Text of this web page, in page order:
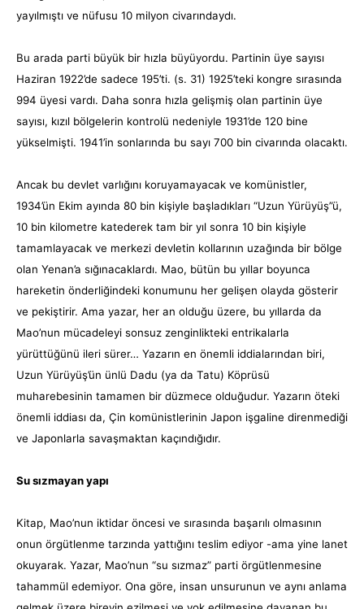
yayılmıştı ve nüfusu 10 milyon civarındaydı.
Bu arada parti büyük bir hızla büyüyordu. Partinin üye sayısı
Haziran 1922’de sadece 195’ti. (s. 31) 1925’teki kongre sırasında
994 üyesi vardı. Daha sonra hızla gelişmiş olan partinin üye
sayısı, kızıl bölgelerin kontrolü nedeniyle 1931’de 120 bine
yükselmişti. 1941’in sonlarında bu sayı 700 bin civarında olacaktı.
Ancak bu devlet varlığını koruyamayacak ve komünistler,
1934’ün Ekim ayında 80 bin kişiyle başladıkları “Uzun Yürüyüş”ü,
10 bin kilometre katederek tam bir yıl sonra 10 bin kişiyle
tamamlayacak ve merkezi devletin kollarının uzağında bir bölge
olan Yenan’a sığınacaklardı. Mao, bütün bu yıllar boyunca
hareketin önderliğindeki konumunu her gelişen olayda gösterir
ve pekiştirir. Ama yazar, her an olduğu üzere, bu yıllarda da
Mao’nun mücadeleyi sonsuz zenginlikteki entrikalarla
yürüttüğünü ileri sürer… Yazarın en önemli iddialarından biri,
Uzun Yürüyüş’ün ünlü Dadu (ya da Tatu) Köprüsü
muharebesinin tamamen bir düzmece olduğudur. Yazarın öteki
önemli iddiası da, Çin komünistlerinin Japon işgaline direnmediği
ve Japonlarla savaşmaktan kaçındığıdır.
Su sızmayan yapı
Kitap, Mao’nun iktidar öncesi ve sırasında başarılı olmasının
onun örgütlenme tarzında yattığını teslim ediyor -ama yine lanet
okuyarak. Yazar, Mao’nun “su sızmaz” parti örgütlenmesine
tahammül edemiyor. Ona göre, insan unsurunun ve aynı anlama